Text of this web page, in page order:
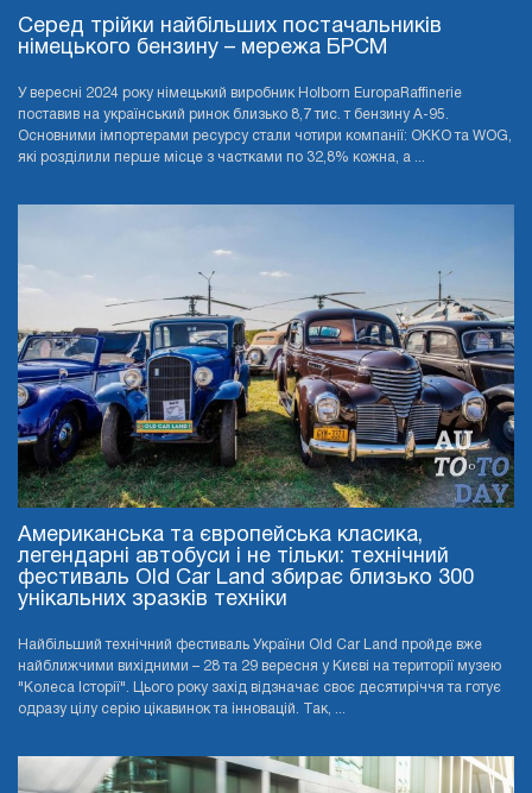
Серед трійки найбільших постачальників
німецького бензину – мережа БРСМ
У вересні 2024 року німецький виробник Holborn EuropaRaffinerie
поставив на український ринок близько 8,7 тис. т бензину А-95.
Основними імпортерами ресурсу стали чотири компанії: OKKO та WOG,
які розділили перше місце з частками по 32,8% кожна, а ...
Американська та європейська класика,
легендарні автобуси і не тільки: технічний
фестиваль Old Car Land збирає близько 300
унікальних зразків техніки
Найбільший технічний фестиваль України Old Car Land пройде вже
найближчими вихідними – 28 та 29 вересня у Києві на території музею
"Колеса Історії". Цього року захід відзначає своє десятиріччя та готує
одразу цілу серію цікавинок та інновацій. Так, ...